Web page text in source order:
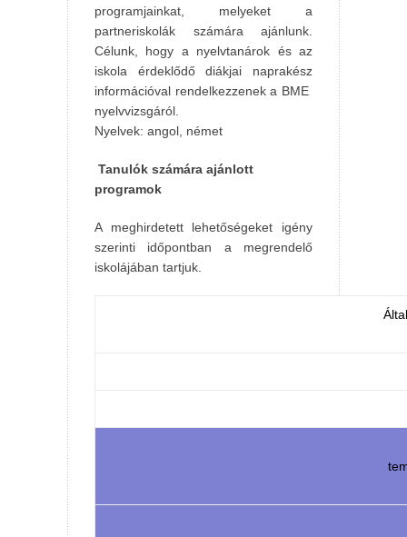
programjainkat, melyeket a
partneriskolák számára ajánlunk.
Célunk, hogy a nyelvtanárok és az
iskola érdeklődő diákjai naprakész
információval rendelkezzenek a BME
nyelvvizsgáról.
Nyelvek: angol, német
Tanulók számára ajánlott
programok
A meghirdetett lehetőségeket igény
szerinti időpontban a megrendelő
iskolájában tartjuk.